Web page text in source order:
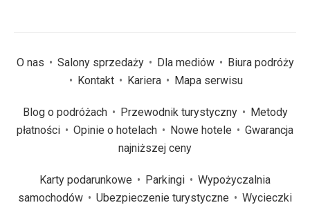
O nas Salony sprzedaży Dla mediów
Biura podróży
Kontakt
Kariera Mapa serwisu
Blog o podróżach Przewodnik turystyczny
Metody
płatności
Opinie o hotelach Nowe hotele
Gwarancja
najniższej ceny
Karty podarunkowe Parkingi
Wypożyczalnia
samochodów
Ubezpieczenie turystyczne
Wycieczki